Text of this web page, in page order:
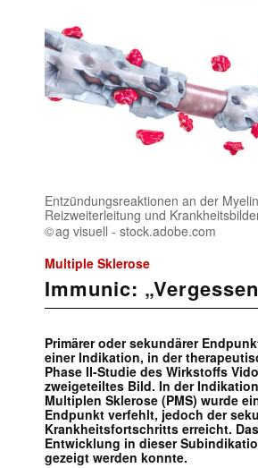
Entzündungsreaktionen an der
Reizweiterleitung und
ag visuell - stock.adobe.com
Multiple Sklerose
Immunic:
Primärer oder sekundärer
einer Indikation, in der
Phase II-Studie des Wirkstoffs
zweigeteiltes Bild. In der
Multiplen Sklerose (PMS) wurde
Endpunkt verfehlt, jedoch der
Krankheitsfortschritts erreicht.
Entwicklung in dieser
gezeigt werden konnte.